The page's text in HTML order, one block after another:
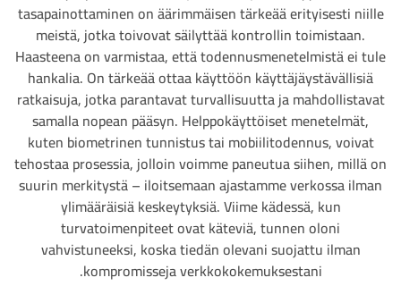
tasapainottaminen on äärimmäisen tärkeää erityisesti niille
meistä, jotka toivovat säilyttää kontrollin toimistaan.
Haasteena on varmistaa, että todennusmenetelmistä ei tule
hankalia. On tärkeää ottaa käyttöön käyttäjäystävällisiä
ratkaisuja, jotka parantavat turvallisuutta ja mahdollistavat
samalla nopean pääsyn. Helppokäyttöiset menetelmät,
kuten biometrinen tunnistus tai mobiilitodennus, voivat
tehostaa prosessia, jolloin voimme paneutua siihen, millä on
suurin merkitystä – iloitsemaan ajastamme verkossa ilman
ylimääräisiä keskeytyksiä. Viime kädessä, kun
turvatoimenpiteet ovat käteviä, tunnen oloni
vahvistuneeksi, koska tiedän olevani suojattu ilman
kompromisseja verkkokokemuksestani.